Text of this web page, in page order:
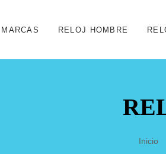
MARCAS RELOJ HOMBRE
Inicio